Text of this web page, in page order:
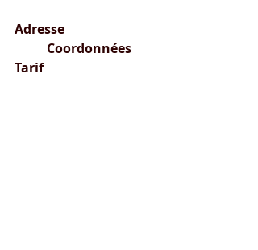
Adresse
Coordonnées
Tarif